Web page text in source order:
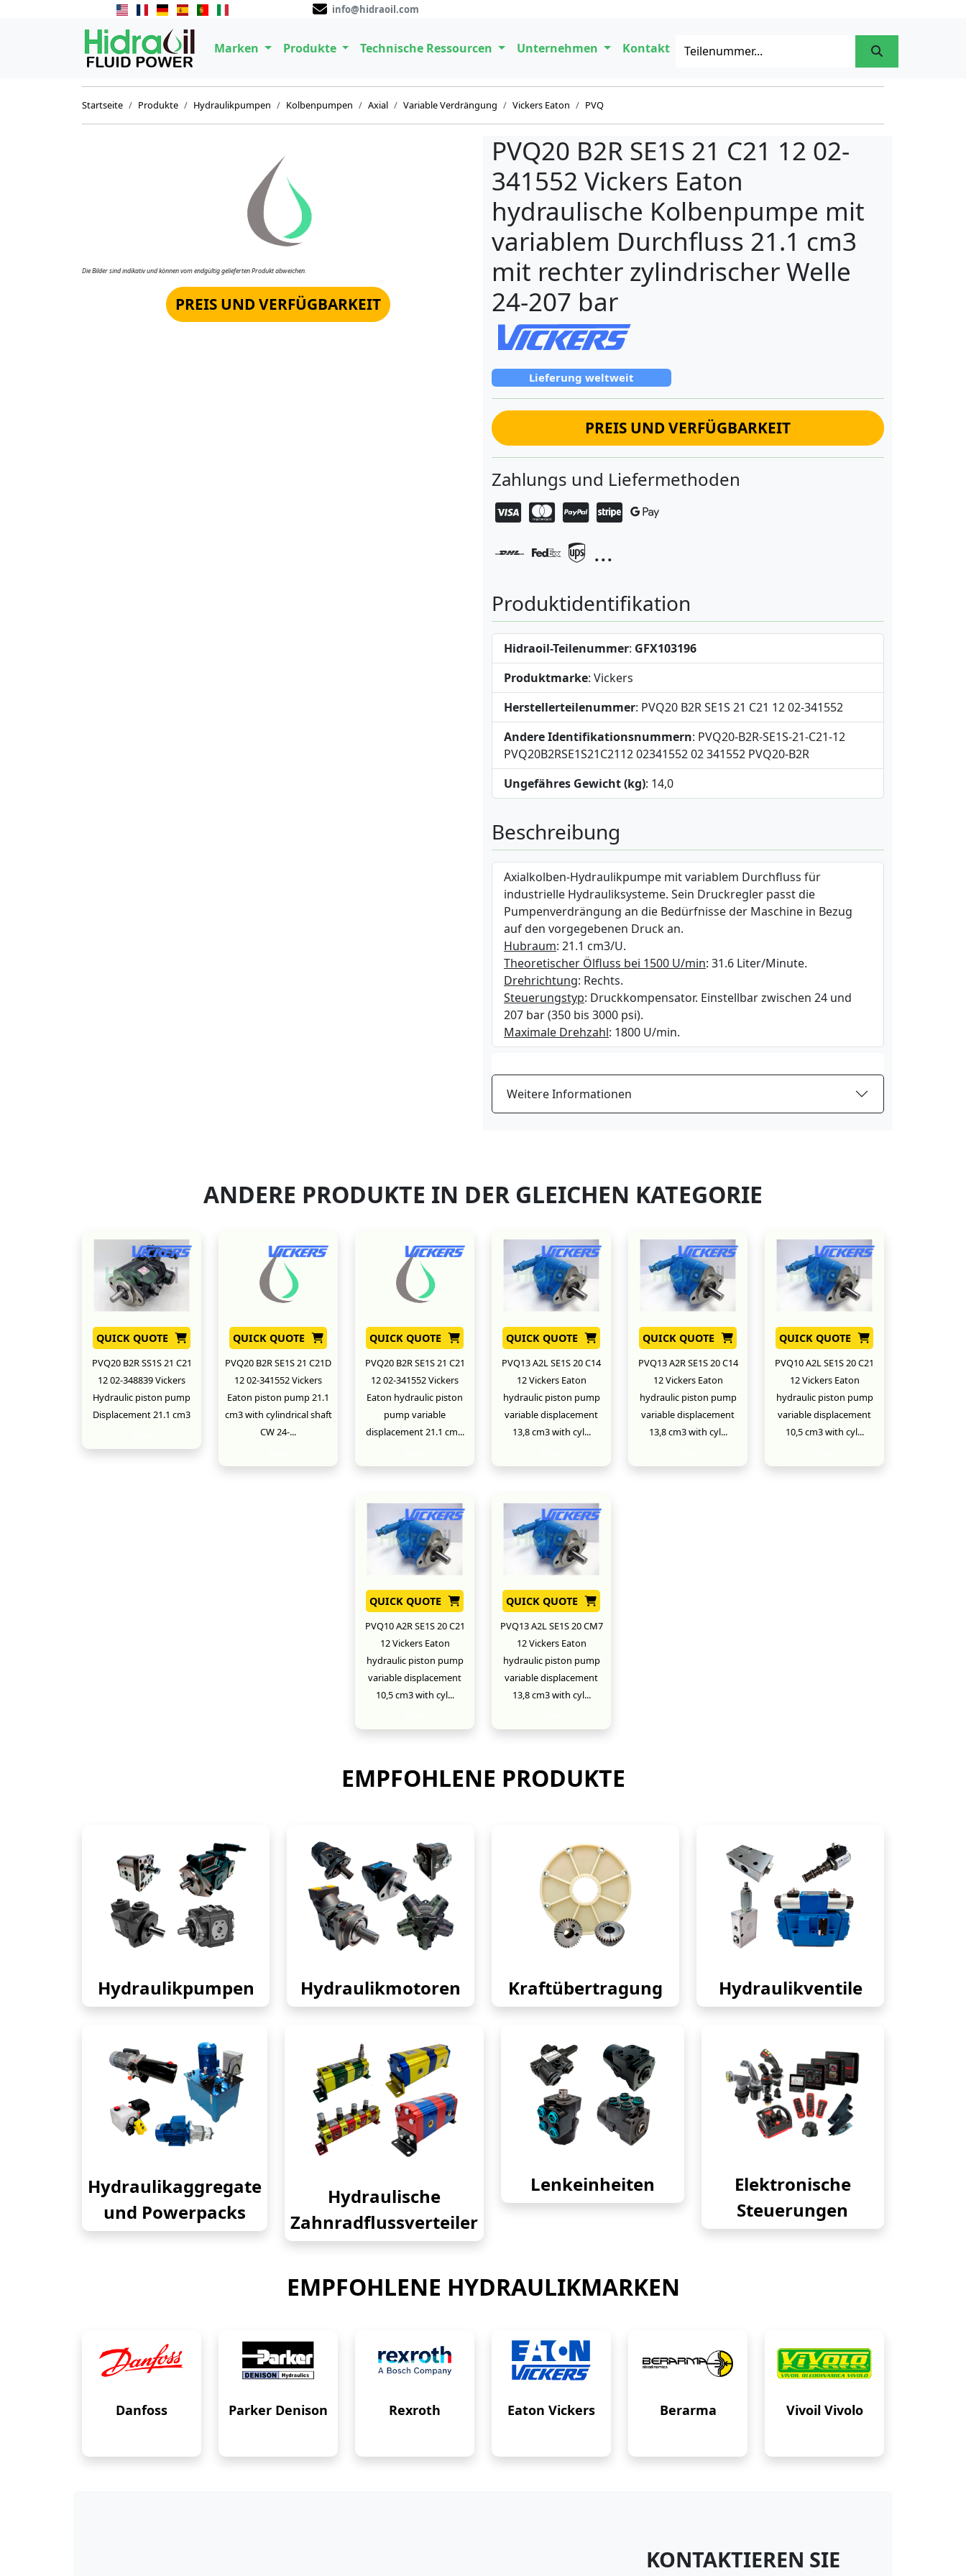
info@hidraoil.com
Marken Produkte Technische Ressourcen Unternehmen Kontakt
Startseite Produkte Hydraulikpumpen Kolbenpumpen Axial Variable Verdrängung Vickers Eaton PVQ
Die Bilder sind indikativ und können vom endgültig gelieferten Produkt abweichen.
PREIS UND VERFÜGBARKEIT
PVQ20 B2R SE1S 21 C21 12 02-
341552 Vickers Eaton
hydraulische Kolbenpumpe mit
variablem Durchfluss 21.1 cm3
mit rechter zylindrischer Welle
24-207 bar
Lieferung weltweit
PREIS UND VERFÜGBARKEIT
Zahlungs und Liefermethoden
...
Produktidentifikation
Hidraoil-Teilenummer: GFX103196
Produktmarke: Vickers
Herstellerteilenummer: PVQ20 B2R SE1S 21 C21 12 02-341552
Andere Identifikationsnummern: PVQ20-B2R-SE1S-21-C21-12
PVQ20B2RSE1S21C2112 02341552 02 341552 PVQ20-B2R
Ungefähres Gewicht (kg): 14,0
Beschreibung
Axialkolben-Hydraulikpumpe mit variablem Durchfluss für
industrielle Hydrauliksysteme. Sein Druckregler passt die
Pumpenverdrängung an die Bedürfnisse der Maschine in Bezug
auf den vorgegebenen Druck an.
Hubraum: 21.1 cm3/U.
Theoretischer Ölfluss bei 1500 U/min: 31.6 Liter/Minute.
Drehrichtung: Rechts.
Steuerungstyp: Druckkompensator. Einstellbar zwischen 24 und
207 bar (350 bis 3000 psi).
Maximale Drehzahl: 1800 U/min.
Weitere Informationen
ANDERE PRODUKTE IN DER GLEICHEN KATEGORIE
QUICK QUOTE
PVQ20 B2R SS1S 21 C21
12 02-348839 Vickers
Hydraulic piston pump
Displacement 21.1 cm3
QUICK QUOTE
PVQ20 B2R SE1S 21 C21D
12 02-341552 Vickers
Eaton piston pump 21.1
cm3 with cylindrical shaft
CW 24-...
QUICK QUOTE
PVQ20 B2R SE1S 21 C21
12 02-341552 Vickers
Eaton hydraulic piston
pump variable
displacement 21.1 cm...
QUICK QUOTE
PVQ13 A2L SE1S 20 C14
12 Vickers Eaton
hydraulic piston pump
variable displacement
13,8 cm3 with cyl...
QUICK QUOTE
PVQ13 A2R SE1S 20 C14
12 Vickers Eaton
hydraulic piston pump
variable displacement
13,8 cm3 with cyl...
QUICK QUOTE
PVQ10 A2L SE1S 20 C21
12 Vickers Eaton
hydraulic piston pump
variable displacement
10,5 cm3 with cyl...
QUICK QUOTE
PVQ10 A2R SE1S 20 C21
12 Vickers Eaton
hydraulic piston pump
variable displacement
10,5 cm3 with cyl...
QUICK QUOTE
PVQ13 A2L SE1S 20 CM7
12 Vickers Eaton
hydraulic piston pump
variable displacement
13,8 cm3 with cyl...
EMPFOHLENE PRODUKTE
Hydraulikpumpen Hydraulikmotoren Kraftübertragung Hydraulikventile
Hydraulikaggregate
und Powerpacks
Hydraulische
Zahnradflussverteiler
Lenkeinheiten
Elektronische
Steuerungen
EMPFOHLENE HYDRAULIKMARKEN
Danfoss Parker Denison Rexroth Eaton Vickers Berarma Vivoil Vivolo
KONTAKTIEREN SIE